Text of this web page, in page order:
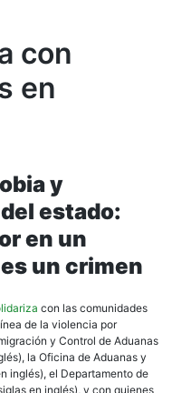
con
en
y
estado:
en un
un crimen
con las comunidades
de la violencia por
y Control de Aduanas
la Oficina de Aduanas y
inglés), el Departamento de
en inglés), y con quienes